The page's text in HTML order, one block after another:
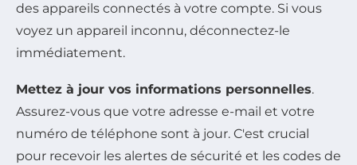
des appareils connectés à votre compte. Si vous
voyez un appareil inconnu, déconnectez-le
immédiatement.
Mettez à jour vos informations personnelles.
Assurez-vous que votre adresse e-mail et votre
numéro de téléphone sont à jour. C'est crucial
pour recevoir les alertes de sécurité et les codes de